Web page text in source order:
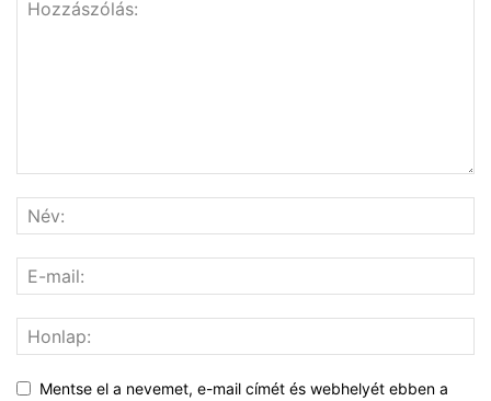
Mentse el a nevemet, e-mail címét és webhelyét ebben a